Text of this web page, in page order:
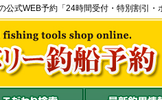
公式WEB予約「24時間受付・特別割引・